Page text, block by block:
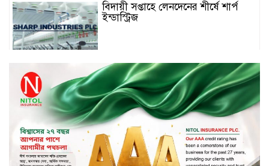
বিদায়ী সপ্তাহে লেনদেনের শীর্ষে শার্প
ইন্ডাস্ট্রিজ
চুয়াডাঙ্গায় বিএআরআই’র কৃষি গবেষণা
কেন্দ্র, মেহেরপুর এর আঞ্চলিক রিভিউ
কর্মশালা/২০২৫-২৬ অনুষ্ঠিত
মুসলিম নিকাহ রেজিস্ট্রার কল্যাণ
পরিষদের সম্মেলন অনুষ্ঠিত